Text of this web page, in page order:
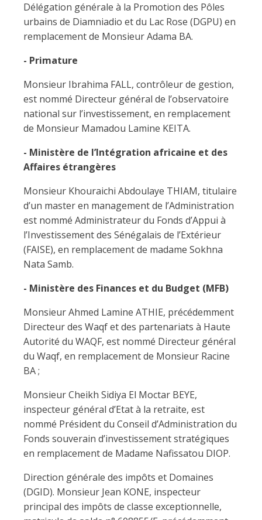
Délégation générale à la Promotion des Pôles
urbains de Diamniadio et du Lac Rose (DGPU) en
remplacement de Monsieur Adama BA.
- Primature
Monsieur Ibrahima FALL, contrôleur de gestion,
est nommé Directeur général de l’observatoire
national sur l’investissement, en remplacement
de Monsieur Mamadou Lamine KEITA.
- Ministère de l’Intégration africaine et des
Affaires étrangères
Monsieur Khouraichi Abdoulaye THIAM, titulaire
d’un master en management de l’Administration
est nommé Administrateur du Fonds d’Appui à
l’Investissement des Sénégalais de l’Extérieur
(FAISE), en remplacement de madame Sokhna
Nata Samb.
- Ministère des Finances et du Budget (MFB)
Monsieur Ahmed Lamine ATHIE, précédemment
Directeur des Waqf et des partenariats à Haute
Autorité du WAQF, est nommé Directeur général
du Waqf, en remplacement de Monsieur Racine
BA ;
Monsieur Cheikh Sidiya El Moctar BEYE,
inspecteur général d’Etat à la retraite, est
nommé Président du Conseil d’Administration du
Fonds souverain d’investissement stratégiques
en remplacement de Madame Nafissatou DIOP.
Direction générale des impôts et Domaines
(DGID). Monsieur Jean KONE, inspecteur
principal des impôts de classe exceptionnelle,